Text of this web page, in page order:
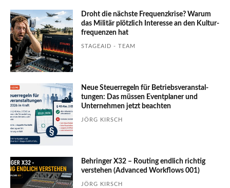
Droht die nächste Frequenzkrise? Warum
das Mili­tär plötzlich Inte­resse an den Kultur­
fre­quen­zen hat
STAGEAID - TEAM
Neue Steuerregeln für Betriebs­ver­an­stal­
tungen: Das müssen Event­planer und
Unter­nehmen jetzt beachten
JÖRG KIRSCH
Behringer X32 – Routing endlich richtig
verstehen (Advanced Workflows 001)
JÖRG KIRSCH